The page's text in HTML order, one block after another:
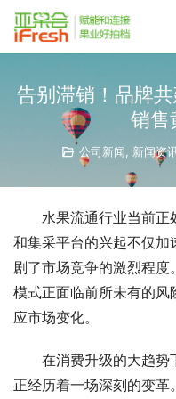
告别滞销！品牌
销售
公司新闻 新闻资
水果流通行业当前正
和集采平台的兴起不仅加
剧了市场竞争的激烈程
模式正面临前所未有的
应市场变化。
在消费升级的大趋势
正经历着一场深刻的变